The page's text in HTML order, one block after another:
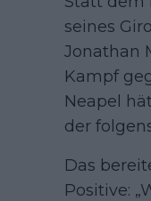
seines
Jonathan
Kampf
Neapel
der
Das
Positive: